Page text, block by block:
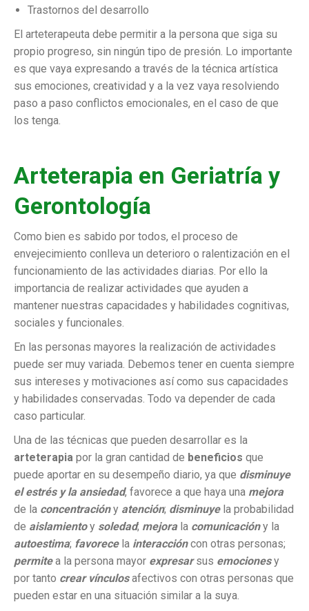
Trastornos del desarrollo
El arteterapeuta debe permitir a la persona que siga su
propio progreso, sin ningún tipo de presión. Lo importante
es que vaya expresando a través de la técnica artística
sus emociones, creatividad y a la vez vaya resolviendo
paso a paso conflictos emocionales, en el caso de que
los tenga.
Arteterapia en Geriatría y
Gerontología
Como bien es sabido por todos, el proceso de
envejecimiento conlleva un deterioro o ralentización en el
funcionamiento de las actividades diarias. Por ello la
importancia de realizar actividades que ayuden a
mantener nuestras capacidades y habilidades cognitivas,
sociales y funcionales.
En las personas mayores la realización de actividades
puede ser muy variada. Debemos tener en cuenta siempre
sus intereses y motivaciones así como sus capacidades
y habilidades conservadas. Todo va depender de cada
caso particular.
Una de las técnicas que pueden desarrollar es la
arteterapia por la gran cantidad de beneficios que
puede aportar en su desempeño diario, ya que disminuye
el estrés y la ansiedad, favorece a que haya una mejora
de la concentracióny atención; disminuyela probabilidad
de aislamientoy soledad; mejorala comunicacióny la
autoestima; favorecela interaccióncon otras personas;
permitea la persona mayor expresarsus emocionesy
por tanto crear vínculosafectivos con otras personas que
pueden estar en una situación similar a la suya.